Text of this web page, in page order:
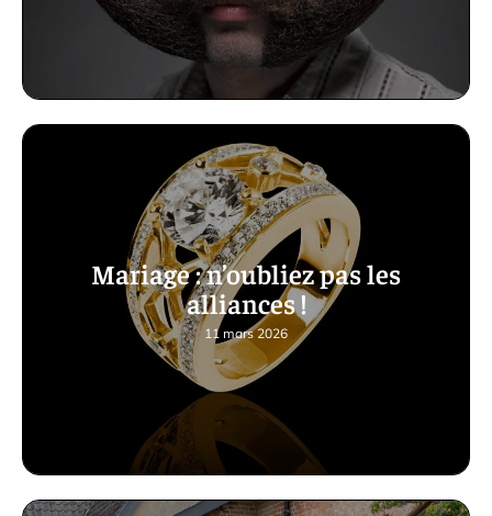
Mariage : n’oubliez pas les
alliances !
11 mars 2026